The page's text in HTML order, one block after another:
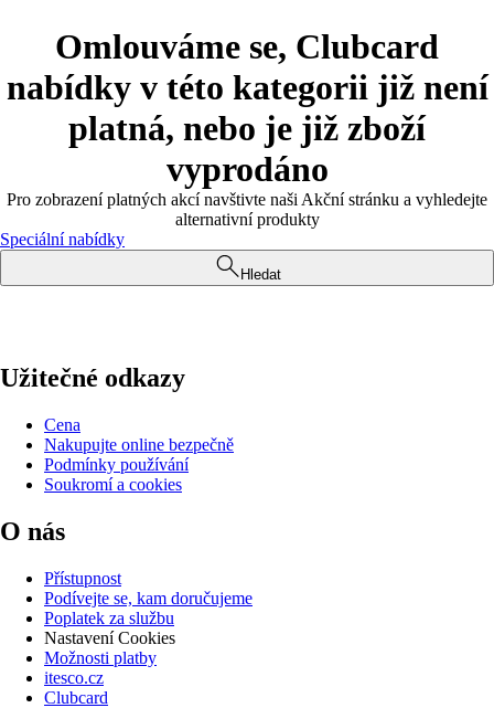
Omlouváme se, Clubcard
nabídky v této kategorii již není
platná, nebo je již zboží
vyprodáno
Pro zobrazení platných akcí navštivte naši Akční stránku a vyhledejte
alternativní produkty
Speciální nabídky
Hledat
Užitečné odkazy
Cena
Nakupujte online bezpečně
Podmínky používání
Soukromí a cookies
O nás
Přístupnost
Podívejte se, kam doručujeme
Poplatek za službu
Nastavení Cookies
Možnosti platby
itesco.cz
Clubcard